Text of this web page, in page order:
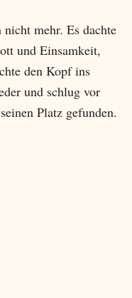
mehr. Es dachte
und Einsamkeit,
den Kopf ins
und schlug vor
Platz gefunden.